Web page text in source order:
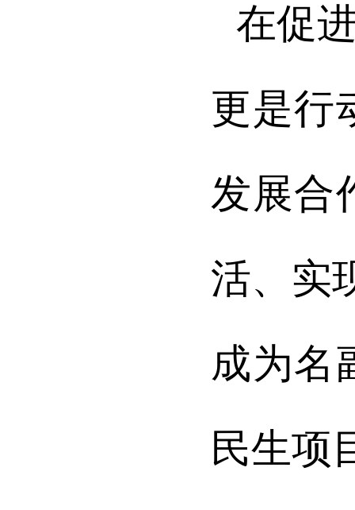
在促
更是行
发展合
活、实
成为名
民生项